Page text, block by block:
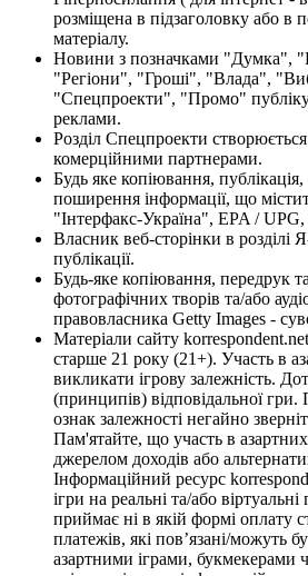
розміщена в підзаголовку або в
матеріалу.
Новини з позначками "Думка",
"Регіони", "Гроші", "Влада",
"Спецпроекти", "Промо"
реклами.
Розділ Спецпроекти створюється
комерційними партнерами.
Будь яке копіювання,
поширення інформації, що
"Інтерфакс-Україна", EPA / UPG,
Власник веб-сторінки в розділі
публікації.
Будь-яке копіювання, передрук
фотографічних творів та/або
правовласника Getty Images -
Матеріали сайту
старше 21 року (21+). Участь в
викликати ігрову залежність.
(принципів) відповідальної
ознак залежності негайно
Пам'ятайте, що участь в
джерелом доходів або
Інформаційний ресурс
ігри на реальні та/або
приймає ні в якій формі оплату
платежів, які пов’язані/можуть
азартними іграми, букмекерами